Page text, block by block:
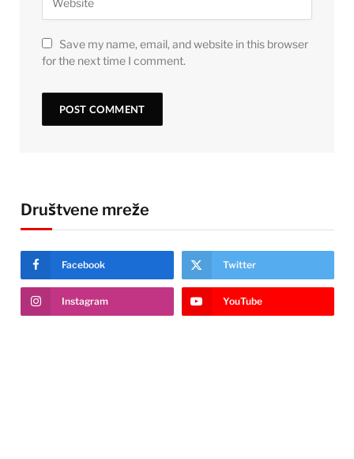
Save my name, email, and website in this browser
for the next time I comment.
Društvene mreže
Facebook Twitter
Instagram YouTube